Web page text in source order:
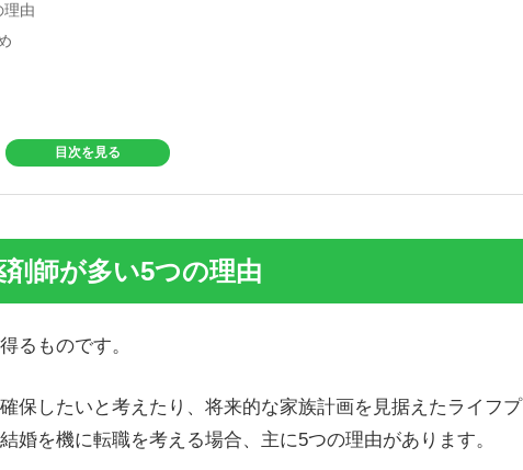
理由
け方
があるか
師が多い5つの理由
るものです。
保したいと考えたり、将来的な家族計画を見据えたライフプ
婚を機に転職を考える場合、主に5つの理由があります。